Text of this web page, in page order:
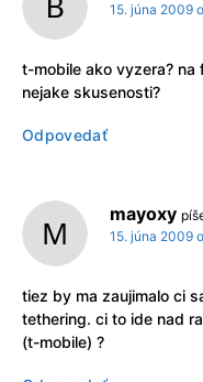
15. júna 2009
t-mobile ako vyzera? na
nejake skusenosti?
Odpovedať
mayoxy
15. júna 2009
tiez by ma zaujimalo ci
tethering. ci to ide nad
(t-mobile) ?